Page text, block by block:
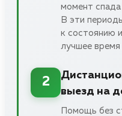
момент спада
В эти
к состоянию
лучшее время
2
выезд на
Помощь без